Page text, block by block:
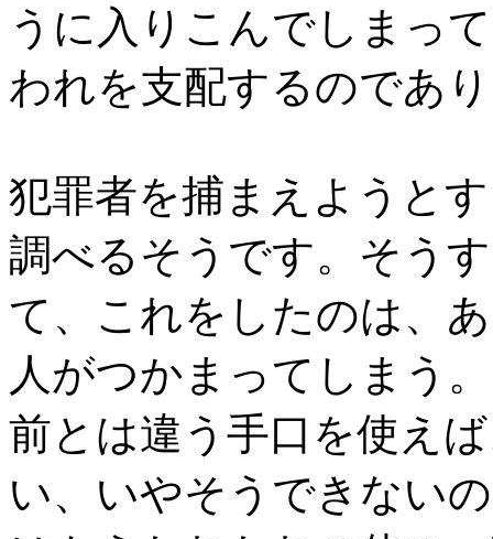
うに入りこんでしまっ
われを支配するのであ
犯罪者を捕まえようと
調べるそうです。そう
て、これをしたのは、
人がつかまってしまう
前とは違う手口を使え
い、いやそうできない